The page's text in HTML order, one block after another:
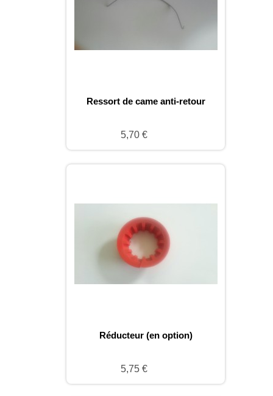
Ressort de came anti-retour
5,70 €
Réducteur (en option)
5,75 €